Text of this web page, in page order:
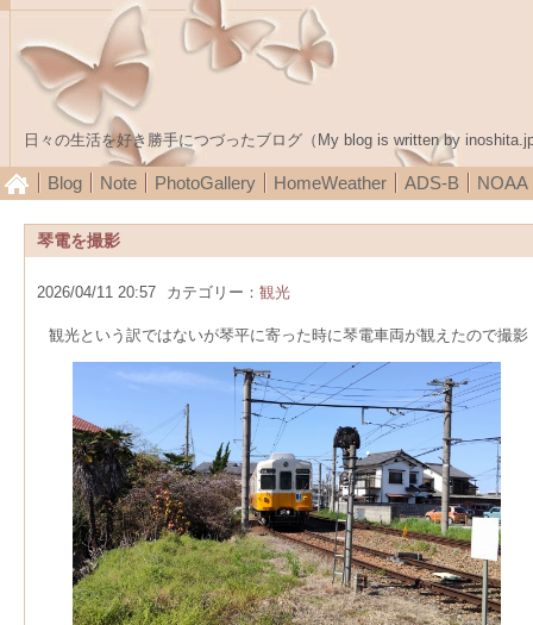
日々の生活を好き勝手につづったブログ（My blog is written by
Blog Note PhotoGallery HomeWeather ADS-B NOAA
琴電を撮影
2026/04/11 20:57 カテゴリー： 観光
観光という訳ではないが琴平に寄った時に琴電車両が観えたので撮影